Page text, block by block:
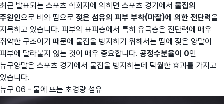
최근 발표되는 스포츠 학회지에 의하면 스포츠 경기에서 물집의
주원인으로 비와 땀으로 젖은 섬유의 피부 부착(마찰)에 의한 전단력을
지목하고 있습니다. 피부의 표피층에서 특히 유극층은 전단력에 매우
취약한 구조이기 때문에 물집을 방지하기 위해서는 땀에 젖은 양말이
피부에 달라붙지 않는 것이 매우 중요합니다. 공정수분율이 0인
뉴구양말은 스포츠 경기에서 물집을 방지하는데 탁월한 효과를 가지고
있습니다.
뉴구 06 - 물에 뜨는 초경량 섬유